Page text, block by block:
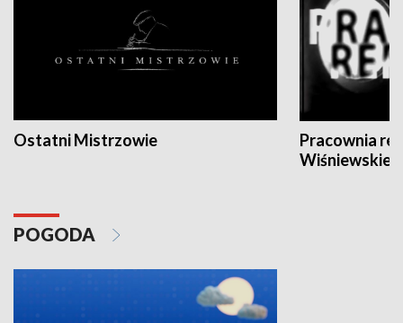
Ostatni Mistrzowie
Pracownia
POGODA